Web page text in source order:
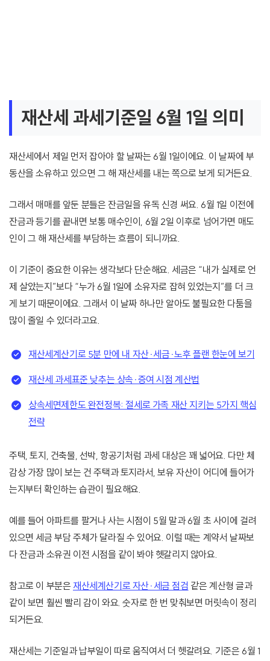
재산세 과세기준일 6월 1일 의미
재산세에서 제일 먼저 잡아야 할 날짜는 6월 1일이에요. 이 날짜에 부
동산을 소유하고 있으면 그 해 재산세를 내는 쪽으로 보게 되거든요.
그래서 매매를 앞둔 분들은 잔금일을 유독 신경 써요. 6월 1일 이전에
잔금과 등기를 끝내면 보통 매수인이, 6월 2일 이후로 넘어가면 매도
인이 그 해 재산세를 부담하는 흐름이 되니까요.
이 기준이 중요한 이유는 생각보다 단순해요. 세금은 “내가 실제로 언
제 살았는지”보다 “누가 6월 1일에 소유자로 잡혀 있었는지”를 더 크
게 보기 때문이에요. 그래서 이 날짜 하나만 알아도 불필요한 다툼을
많이 줄일 수 있더라고요.
재산세계산기로 5분 만에 내 자산·세금·노후 플랜 한눈에 보기
재산세 과세표준 낮추는 상속·증여 시점 계산법
상속세면제한도 완전정복: 절세로 가족 재산 지키는 5가지 핵심
전략
주택, 토지, 건축물, 선박, 항공기처럼 과세 대상은 꽤 넓어요. 다만 체
감상 가장 많이 보는 건 주택과 토지라서, 보유 자산이 어디에 들어가
는지부터 확인하는 습관이 필요해요.
예를 들어 아파트를 팔거나 사는 시점이 5월 말과 6월 초 사이에 걸려
있으면 세금 부담 주체가 달라질 수 있어요. 이럴 때는 계약서 날짜보
다 잔금과 소유권 이전 시점을 같이 봐야 헷갈리지 않아요.
참고로 이 부분은 재산세계산기로 자산·세금 점검 같은 계산형 글과
같이 보면 훨씬 빨리 감이 와요. 숫자로 한 번 맞춰보면 머릿속이 정리
되거든요.
재산세는 기준일과 납부일이 따로 움직여서 더 헷갈려요. 기준은 6월 1